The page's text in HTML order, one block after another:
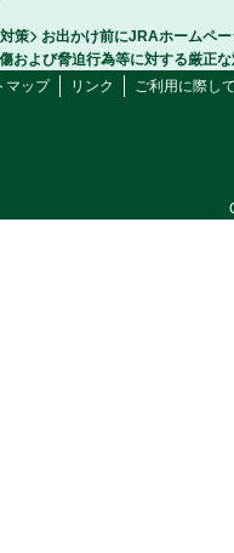
策
お出かけ前にJRAホームペ
および脅迫行為等に対する厳正
マップ リンク ご利用に際し